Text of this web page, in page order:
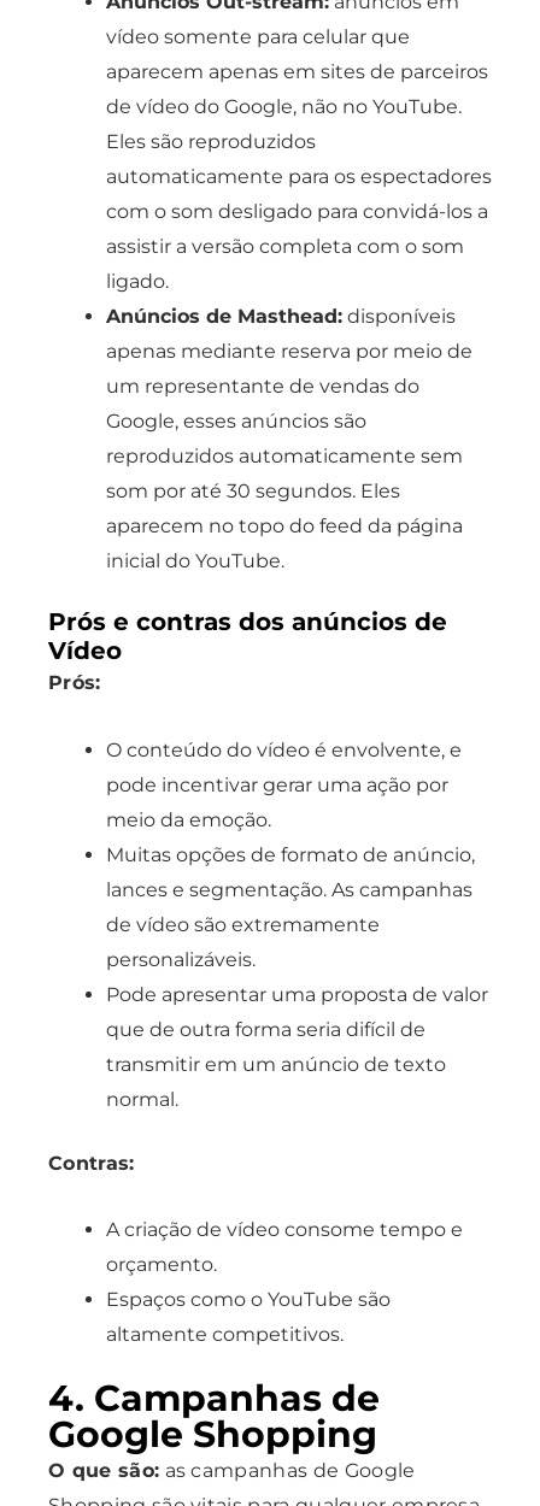
vídeo somente para celular que
aparecem apenas em sites de parceiros
de vídeo do Google, não no YouTube.
Eles são reproduzidos
automaticamente para os espectadores
com o som desligado para convidá-los a
assistir a versão completa com o som
ligado.
Anúncios de Masthead: disponíveis
apenas mediante reserva por meio de
um representante de vendas do
Google, esses anúncios são
reproduzidos automaticamente sem
som por até 30 segundos. Eles
aparecem no topo do feed da página
inicial do YouTube.
Prós e contras dos anúncios de
Vídeo
Prós:
O conteúdo do vídeo é envolvente, e
pode incentivar gerar uma ação por
meio da emoção.
Muitas opções de formato de anúncio,
lances e segmentação. As campanhas
de vídeo são extremamente
personalizáveis.
Pode apresentar uma proposta de valor
que de outra forma seria difícil de
transmitir em um anúncio de texto
normal.
Contras:
A criação de vídeo consome tempo e
orçamento.
Espaços como o YouTube são
altamente competitivos.
4. Campanhas de
Google Shopping
O que são: as campanhas de Google